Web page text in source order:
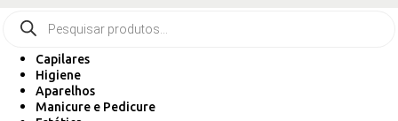
Capilares
Higiene
Aparelhos
Manicure e Pedicure